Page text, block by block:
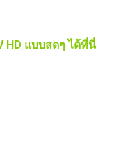
HD แบบสดๆ ได้ที่นี่